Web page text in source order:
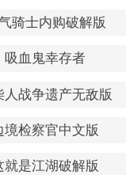
骑士内购破解版
吸血鬼幸存者
人战争遗产无敌版
境检察官中文版
就是江湖破解版